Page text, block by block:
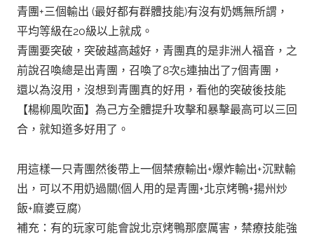
青團+三個輸出 (最好都有群體技能)有沒有奶媽無所謂，
平均等級在20級以上就成。
青團要突破，突破越高越好，青團真的是非洲人福音，之
前說召喚總是出青團，召喚了8次5連抽出了7個青團，
還以為沒用，沒想到青團真的好用，看他的突破後技能
【楊柳風吹面】為己方全體提升攻擊和暴擊最高可以三回
合，就知道多好用了。
用這樣一只青團然後帶上一個禁療輸出+爆炸輸出+沉默輸
出，可以不用奶過關(個人用的是青團+北京烤鴨+揚州炒
飯+麻婆豆腐)
補充：有的玩家可能會說北京烤鴨那麼厲害，禁療技能強